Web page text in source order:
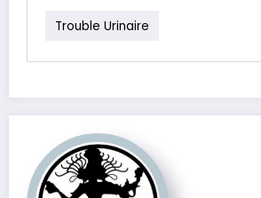
Trouble Urinaire